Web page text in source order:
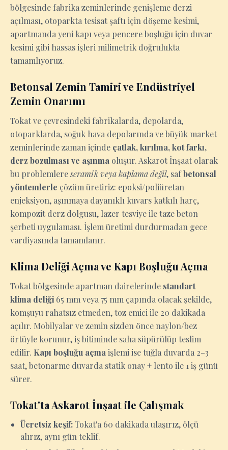
bölgesinde fabrika zeminlerinde genişleme derzi
açılması, otoparkta tesisat şaftı için döşeme kesimi,
apartmanda yeni kapı veya pencere boşluğu için duvar
kesimi gibi hassas işleri milimetrik doğrulukta
tamamlıyoruz.
Betonsal Zemin Tamiri ve Endüstriyel
Zemin Onarımı
Tokat ve çevresindeki fabrikalarda, depolarda,
otoparklarda, soğuk hava depolarında ve büyük market
zeminlerinde zaman içinde çatlak, kırılma, kot farkı,
derz bozulması ve aşınma oluşur. Askarot İnşaat olarak
bu problemlereseramik veya kaplama değil, safbetonsal
yöntemlerle çözüm üretiriz: epoksi/poliüretan
enjeksiyon, aşınmaya dayanıklı kuvars katkılı harç,
kompozit derz dolgusu, lazer tesviye ile taze beton
şerbeti uygulaması. İşlem üretimi durdurmadan gece
vardiyasında tamamlanır.
Klima Deliği Açma ve Kapı Boşluğu Açma
Tokat bölgesinde apartman dairelerinde standart
klima deliği 65 mm veya 75 mm çapında olacak şekilde,
komşuyu rahatsız etmeden, toz emici ile 20 dakikada
açılır. Mobilyalar ve zemin sizden önce naylon/bez
örtüyle korunur, iş bitiminde saha süpürülüp teslim
edilir. Kapı boşluğu açma işlemi ise tuğla duvarda 2–3
saat, betonarme duvarda statik onay + lento ile 1 iş günü
sürer.
Tokat'ta Askarot İnşaat ile Çalışmak
Ücretsiz keşif:Tokat'a 60 dakikada ulaşırız, ölçü
alırız, aynı gün teklif.